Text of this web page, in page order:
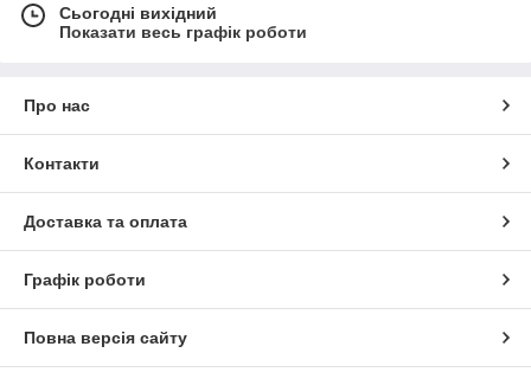
Сьогодні вихідний
Показати весь графік роботи
Про нас
Контакти
Доставка та оплата
Графік роботи
Повна версія сайту